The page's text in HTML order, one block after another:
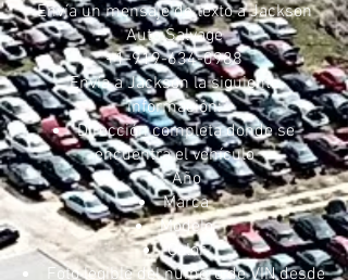
Envía un mensaje de texto a Jackson
Auto Salvage
+1-919-634-0988
Envía a Jackson la siguiente
información:
Dirección completa donde se
encuentra el vehículo
Año
Marca
Modelo
Color
Foto legible del número de VIN desde